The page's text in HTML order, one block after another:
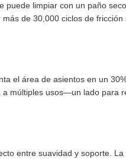
limpiar con un paño
de 30,000 ciclos de
el área de asientos en un
múltiples usos—un lado
entre suavidad y soporte.